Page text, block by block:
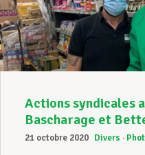
Assistance en
Devenir Membre
Actions syndicales
Bascharage et
21 octobre 2020 Divers